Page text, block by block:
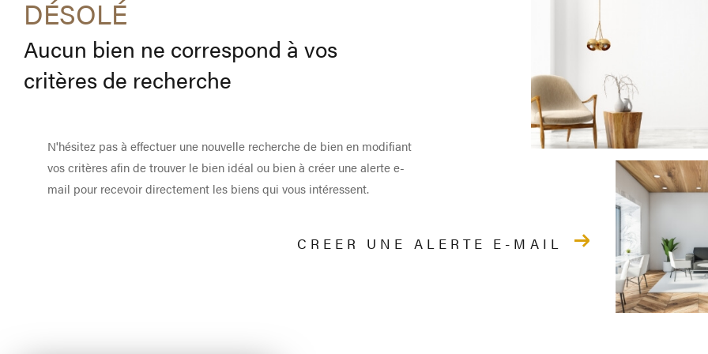
DÉSOLÉ
Aucun bien ne correspond à vos
critères de recherche
N'hésitez pas à effectuer une nouvelle recherche de bien en modifiant
vos critères afin de trouver le bien idéal ou bien à créer une alerte e-
mail pour recevoir directement les biens qui vous intéressent.
CREER UNE ALERTE E-MAIL